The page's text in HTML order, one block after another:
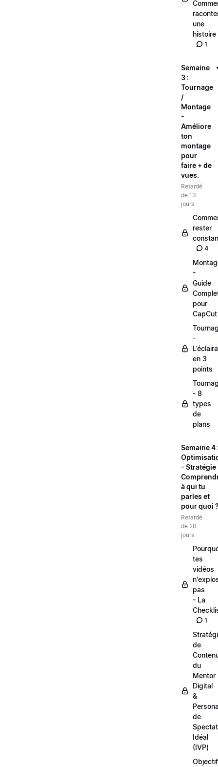
une
histoire
1
Semaine
3 :
Tournage
/
Montage
-
Améliore
ton
montage
pour
faire + de
vues.
Retardé
de 13
jours
rester
4
-
Guide
pour
CapCut
-
en 3
points
- 8
types
de
plans
Semaine 4
- Stratégie
à qui tu
parles et
pour quoi
Retardé
de 20
jours
tes
vidéos
pas
- La
1
de
du
Mentor
Digital
&
de
Idéal
(IVP)
Objectif